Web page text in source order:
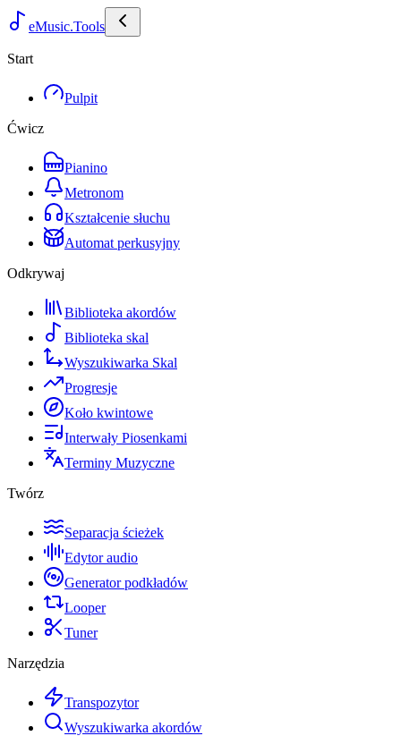
eMusic.Tools
Start
Pulpit
Ćwicz
Pianino
Metronom
Kształcenie słuchu
Automat perkusyjny
Odkrywaj
Biblioteka akordów
Biblioteka skal
Wyszukiwarka Skal
Progresje
Koło kwintowe
Interwały Piosenkami
Terminy Muzyczne
Twórz
Separacja ścieżek
Edytor audio
Generator podkładów
Looper
Tuner
Narzędzia
Transpozytor
Wyszukiwarka akordów